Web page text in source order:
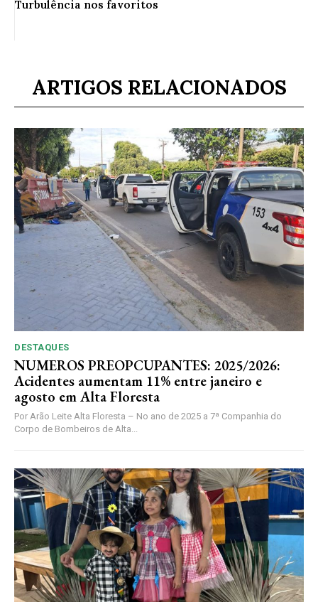
Turbulência nos favoritos
ARTIGOS RELACIONADOS
DESTAQUES
NUMEROS PREOPCUPANTES: 2025/2026:
Acidentes aumentam 11% entre janeiro e
agosto em Alta Floresta
Por Arão Leite Alta Floresta – No ano de 2025 a 7ª Companhia do
Corpo de Bombeiros de Alta...